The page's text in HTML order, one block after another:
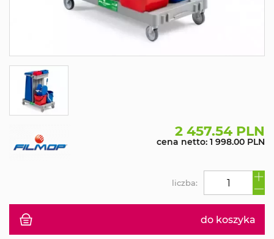
2 457.54 PLN
cena netto: 1 998.00 PLN
do koszyka
liczba: